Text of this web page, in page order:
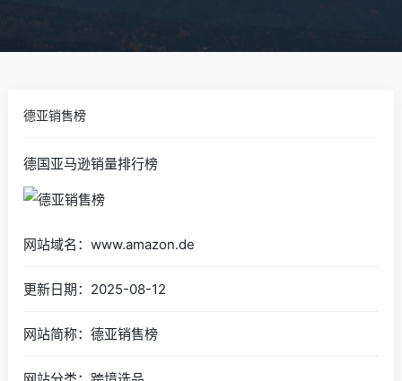
德亚销售榜
德国亚马逊销量排行榜
网站域名：www.amazon.de
更新日期：2025-08-12
网站简称：德亚销售榜